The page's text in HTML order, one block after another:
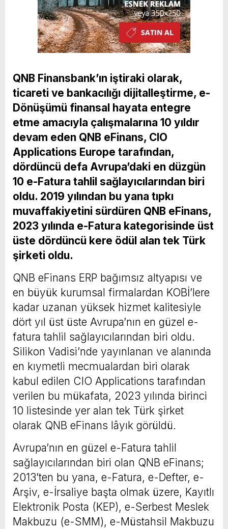
QNB Finansbank’ın iştiraki olarak,
ticareti ve bankacılığı dijitalleştirme, e-
Dönüşümü finansal hayata entegre
etme amacıyla çalışmalarına 10 yıldır
devam eden QNB eFinans, CIO
Applications Europe tarafından,
dördüncü defa Avrupa’daki en düzgün
10 e-Fatura tahlil sağlayıcılarından biri
oldu. 2019 yılından bu yana tıpkı
muvaffakiyetini sürdüren QNB eFinans,
2023 yılında e-Fatura kategorisinde üst
üste dördüncü kere ödül alan tek Türk
şirketi oldu.
QNB eFinans ERP bağımsız altyapısı ve
en büyük kurumsal firmalardan KOBİ’lere
kadar uzanan yüksek hizmet kalitesiyle
dört yıl üst üste Avrupa’nın en güzel e-
fatura tahlil sağlayıcılarından biri oldu.
Silikon Vadisi’nde yayınlanan ve alanında
en kıymetli mecmualardan biri olarak
kabul edilen CIO Applications tarafından
verilen bu mükafata, 2023 yılında birinci
10 listesinde yer alan tek Türk şirket
olarak QNB eFinans lâyık görüldü.
Avrupa’nın en güzel e-Fatura tahlil
sağlayıcılarından biri olan QNB eFinans;
2013’ten bu yana, e-Fatura, e-Defter, e-
Arşiv, e-İrsaliye başta olmak üzere, Kayıtlı
Elektronik Posta (KEP), e-Serbest Meslek
Makbuzu (e-SMM), e-Müstahsil Makbuzu